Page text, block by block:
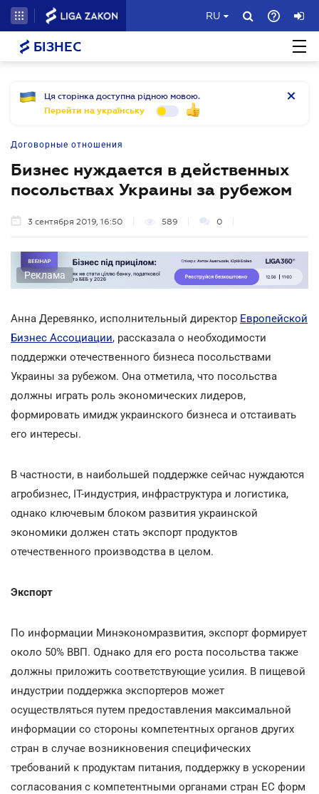
RU
БІЗНЕС
Ця сторінка доступна рідною мовою.
Перейти на українську
Договорные отношения
Бизнес нуждается в действенных
посольствах Украины за рубежом
3 сентября 2019, 16:50 589 0
Реклама
Анна Деревянко, исполнительный директор Европейской
Бизнес Ассоциации, рассказала о необходимости
поддержки отечественного бизнеса посольствами
Украины за рубежом. Она отметила, что посольства
должны играть роль экономических лидеров,
формировать имидж украинского бизнеса и отстаивать
его интересы.
В частности, в наибольшей поддержке сейчас нуждаются
агробизнес, IТ-индустрия, инфраструктура и логистика,
однако ключевым блоком развития украинской
экономики должен стать экспорт продуктов
отечественного производства в целом.
Экспорт
По информации Минэкономразвития, экспорт формирует
около 50% ВВП. Однако для его роста посольства также
должны приложить соответствующие усилия. В пищевой
индустрии поддержка экспортеров может
осуществляться путем предоставления максимальной
информации со стороны компетентных органов других
стран в случае возникновения специфических
требований к продуктам питания, поддержку в ускорении
согласования с компетентными органами стран ЕС форм